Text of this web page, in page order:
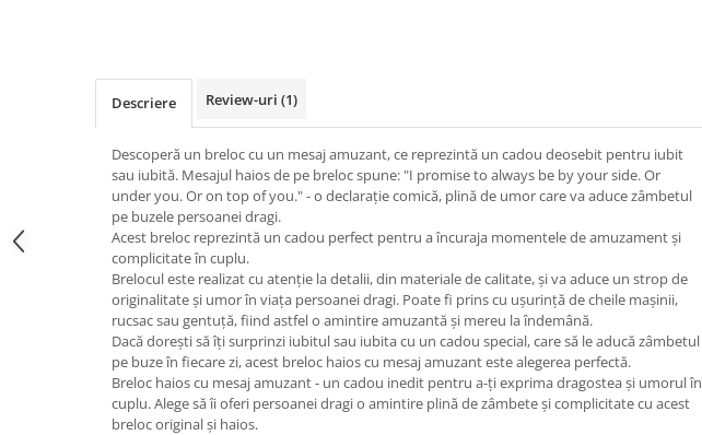
Descriere Review-uri (1)
Descoperă un breloc cu un mesaj amuzant, ce reprezintă un cadou deosebit pentru iubit
sau iubită. Mesajul haios de pe breloc spune: "I promise to always be by your side. Or
under you. Or on top of you." - o declarație comică, plină de umor care va aduce zâmbetul
pe buzele persoanei dragi.
Acest breloc reprezintă un cadou perfect pentru a încuraja momentele de amuzament și
complicitate în cuplu.
Brelocul este realizat cu atenție la detalii, din materiale de calitate, și va aduce un strop de
originalitate și umor în viața persoanei dragi. Poate fi prins cu ușurință de cheile mașinii,
rucsac sau gentuță, fiind astfel o amintire amuzantă și mereu la îndemână.
Dacă dorești să îți surprinzi iubitul sau iubita cu un cadou special, care să le aducă zâmbetul
pe buze în fiecare zi, acest breloc haios cu mesaj amuzant este alegerea perfectă.
Breloc haios cu mesaj amuzant - un cadou inedit pentru a-ți exprima dragostea și umorul în
cuplu. Alege să îi oferi persoanei dragi o amintire plină de zâmbete și complicitate cu acest
breloc original și haios.